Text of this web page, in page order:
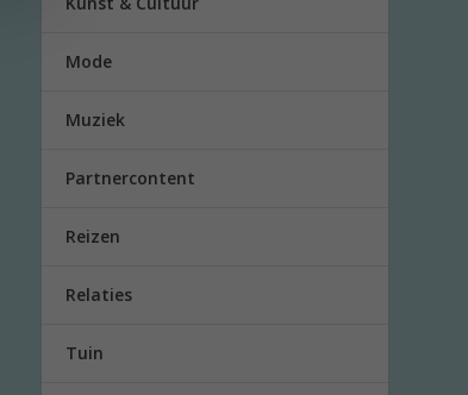
Mode
Muziek
Partnercontent
Reizen
Relaties
Tuin